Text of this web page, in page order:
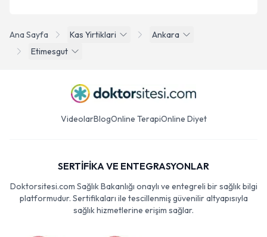
Ana Sayfa Kas Yirtiklari
Ankara
Etimesgut
VideolarBlogOnline TerapiOnline Diyet
SERTİFİKA VE ENTEGRASYONLAR
Doktorsitesi.com Sağlık Bakanlığı onaylı ve entegreli bir sağlık bilgi
platformudur. Sertifikaları ile tescillenmiş güvenilir altyapısıyla
sağlık hizmetlerine erişim sağlar.